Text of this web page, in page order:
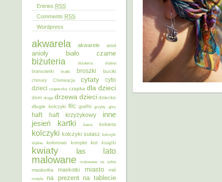
Entries RSS
Comments RSS
Wordpress
akwarela akwarele anioł
anioły biało czarne
biżuteria
biżuteria ślubna
bransoletki
bratki broszki buciki
chmury Chorwacja cytaty
cyto
dzieci czapeczka czapka dla dzieci
dom droga drzewa dzieci dziecko
długie kolczyki filc graffiti grzyby góry
haft haft krzyżykowy inne
jesień kartki kawa kobieta
kolczyki kolczyki sutasz kolczyki
ślubne
kolorowo komplet kot książki
kwiaty las lato
malowane malowane na szkle
maskotka maskotki miasto miś
motyle na prezent na tablecie